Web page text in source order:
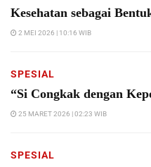
Kesehatan sebagai
2 MEI 2026 | 10:16 WIB
SPESIAL
“Si Congkak dengan
25 MARET 2026 | 02:23 WIB
SPESIAL